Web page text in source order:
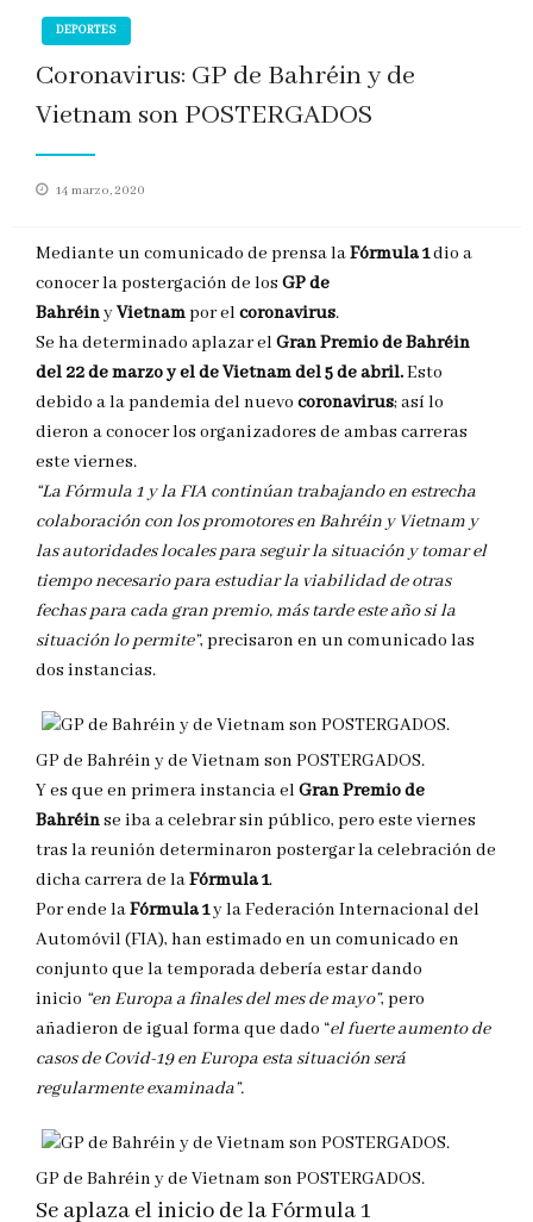
DEPORTES
Coronavirus: GP de Bahréin y de
Vietnam son POSTERGADOS
Publicado
14 marzo, 2020
Mediante un comunicado de prensa laFórmula 1dio a
conocer la postergación de los GP de
BahréinyVietnampor elcoronavirus.
Se ha determinado aplazar elGran Premio de Bahréin
del 22 de marzo y el de Vietnam del 5 de abril.Esto
debido a la pandemia del nuevo coronavirus; así lo
dieron a conocer los organizadores de ambas carreras
este viernes.
“La Fórmula 1 y la FIA continúan trabajando en estrecha
colaboración con los promotores en Bahréin y Vietnam y
las autoridades locales para seguir la situación y tomar el
tiempo necesario para estudiar la viabilidad de otras
fechas para cada gran premio, más tarde este año si la
situación lo permite”, precisaron en un comunicado las
dos instancias.
GP de Bahréin y de Vietnam son POSTERGADOS.
Y es que en primera instancia elGran Premio de
Bahréinse iba a celebrar sin público, pero este viernes
tras la reunión determinaron postergar la celebración de
dicha carrera de laFórmula 1.
Por ende laFórmula 1y la Federación Internacional del
Automóvil (FIA), han estimado en un comunicado en
conjunto que la temporada debería estar dando
inicio “en Europa a finales del mes de mayo”, pero
añadieron de igual forma que dado “el fuerte aumento de
casos de Covid-19 en Europa esta situación será
regularmente examinada”.
GP de Bahréin y de Vietnam son POSTERGADOS.
Se aplaza el inicio de la Fórmula 1